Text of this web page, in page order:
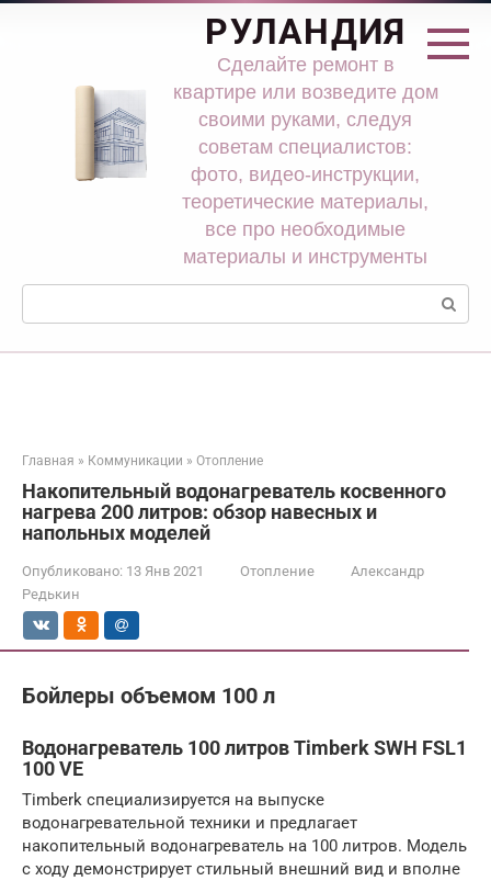
Перейти
РУЛАНДИЯ
Сделайте ремонт в
квартире или возведите дом
своими руками, следуя
советам специалистов:
фото, видео-инструкции,
теоретические материалы,
все про необходимые
материалы и инструменты
Поиск:
Главная » Коммуникации » Отопление
Накопительный водонагреватель косвенного
нагрева 200 литров: обзор навесных и
напольных моделей
Опубликовано: 13 Янв 2021 Отопление
Александр
Редькин
Бойлеры объемом 100 л
Водонагреватель 100 литров Timberk SWH FSL1
100 VE
Timberk специализируется на выпуске
водонагревательной техники и предлагает
накопительный водонагреватель на 100 литров. Модель
с ходу демонстрирует стильный внешний вид и вполне